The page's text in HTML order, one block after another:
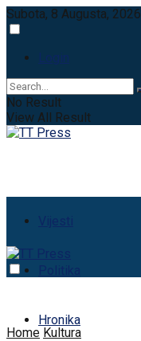
Subota, 8 Augusta, 2026
Login
No Result
View All Result
Vijesti
Politika
Hronika
Home Kultura